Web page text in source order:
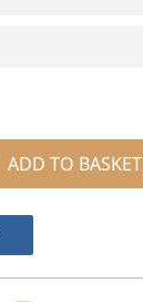
ADD TO BASKET